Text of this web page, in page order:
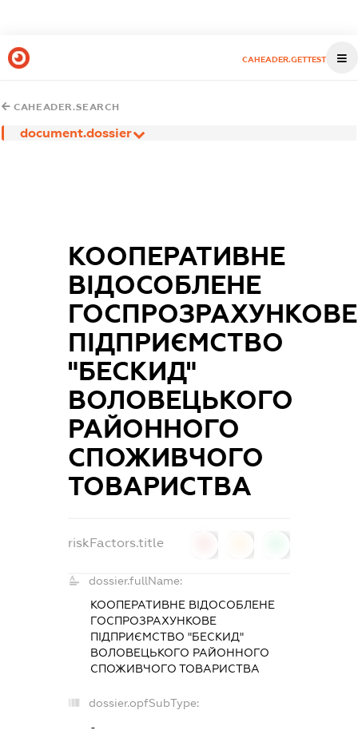
CAHEADER.GETTEST
CAHEADER.SEARCH
document.dossier
КООПЕРАТИВНЕ
ВІДОСОБЛЕНЕ
ГОСПРОЗРАХУНКОВЕ
ПІДПРИЄМСТВО
"БЕСКИД"
ВОЛОВЕЦЬКОГО
РАЙОННОГО
СПОЖИВЧОГО
ТОВАРИСТВА
riskFactors.title
dossier.fullName:
КООПЕРАТИВНЕ ВІДОСОБЛЕНЕ
ГОСПРОЗРАХУНКОВЕ
ПІДПРИЄМСТВО "БЕСКИД"
ВОЛОВЕЦЬКОГО РАЙОННОГО
СПОЖИВЧОГО ТОВАРИСТВА
dossier.opfSubType:
-